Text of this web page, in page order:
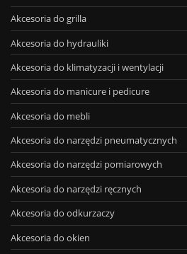
Akcesoria do grilla
Akcesoria do hydrauliki
Akcesoria do klimatyzacji i wentylacji
Akcesoria do manicure i pedicure
Akcesoria do mebli
Akcesoria do narzędzi pneumatycznych
Akcesoria do narzędzi pomiarowych
Akcesoria do narzędzi ręcznych
Akcesoria do odkurzaczy
Akcesoria do okien